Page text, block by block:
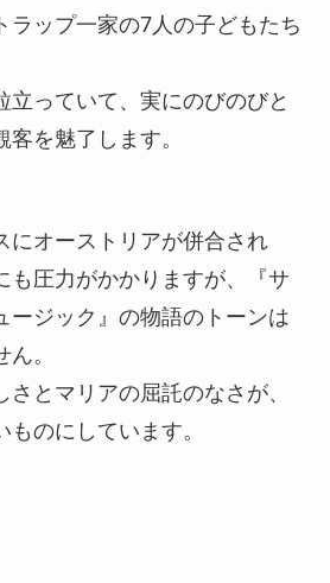
ラップ一家の7人の子どもたち
立っていて、実にのびのびと
を魅了します。
にオーストリアが併合され
も圧力がかかりますが、『サ
ージック』の物語のトーンは
。
とマリアの屈託のなさが、
のにしています。